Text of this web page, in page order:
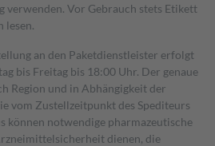
verwenden. Vor Gebrauch stets Etikett
lesen.
an den Paketdienstleister erfolgt
bis Freitag bis 18:00 Uhr. Der genaue
Region und in Abhängigkeit der
vom Zustellzeitpunkt des Spediteurs
können notwendige pharmazeutische
dienen, die